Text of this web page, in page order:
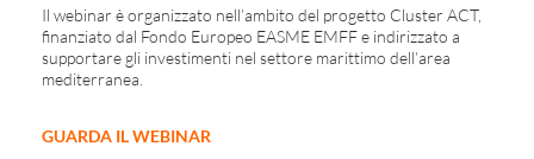
Il webinar è organizzato nell’ambito del progetto Cluster ACT,
finanziato dal Fondo Europeo EASME EMFF e indirizzato a
supportare gli investimenti nel settore marittimo dell’area
mediterranea.
GUARDA IL WEBINAR